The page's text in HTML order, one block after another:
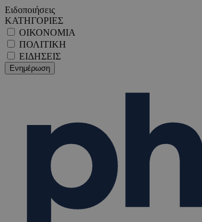
Ειδοποιήσεις
ΚΑΤΗΓΟΡΙΕΣ
ΟΙΚΟΝΟΜΙΑ
ΠΟΛΙΤΙΚΗ
ΕΙΔΗΣΕΙΣ